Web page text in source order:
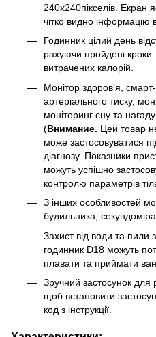
240х240пікселів. Екран
чітко видно інформацію
Годинник цілий день
рахуючи пройдені кроки
витрачених калорій.
Монітор здоров'я,
артеріального тиску,
моніторинг сну та
(Внимание. Цей товар
може застосовуватися
діагнозу. Показники
можуть успішно
контролю параметрів
З інших особливостей
будильника,
Захист від води та пили
годинник D18 можуть
плавати та приймати
Зручний застосунок для
щоб встановити
код з інструкції.